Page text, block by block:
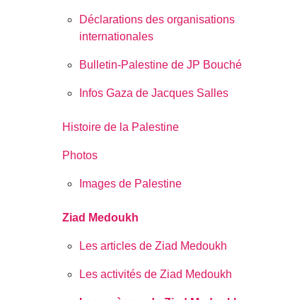
Déclarations des organisations
internationales
Bulletin-Palestine de JP Bouché
Infos Gaza de Jacques Salles
Histoire de la Palestine
Photos
Images de Palestine
Ziad Medoukh
Les articles de Ziad Medoukh
Les activités de Ziad Medoukh